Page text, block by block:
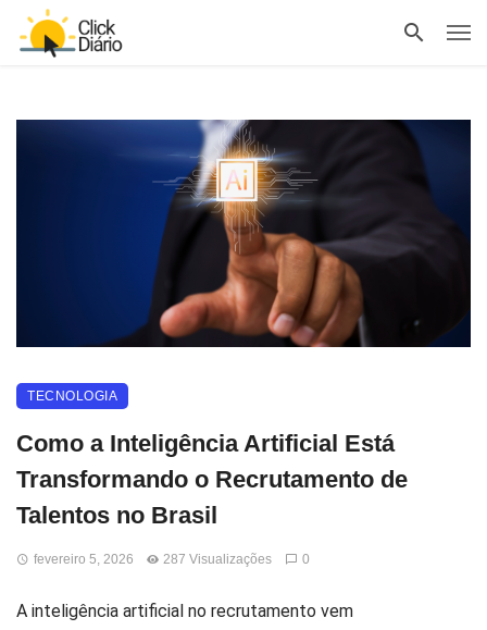
TECNOLOGIA
Como a Inteligência Artificial Está
Transformando o Recrutamento de
Talentos no Brasil
fevereiro 5, 2026 287 Visualizações 0
A inteligência artificial no recrutamento vem